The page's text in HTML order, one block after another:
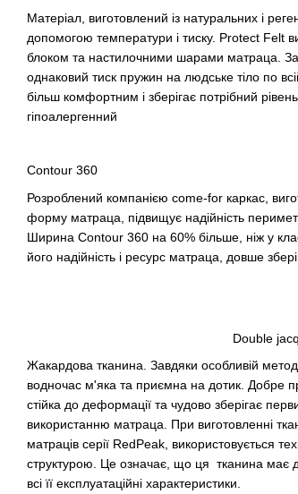
Матеріал, виготовлений із натуральних і
допомогою температури і тиску. Protect Felt
блоком та настилочними шарами матраца.
однаковий тиск пружин на людське тіло по
більш комфортним і зберігає потрібний
гіпоалергенний
Сontour 360
Розроблений компанією сome-for каркас,
форму матраца, підвищує надійність
Ширина Сontour 360 на 60% більше, ніж у
його надійність і ресурс матраца, довше
Double
Жакардова тканина. Завдяки особливій
водночас м'яка та приємна на дотик. Добре
стійка до деформації та чудово зберігає
використанню матраца. При виготовленні
матраців серії RedPeak, використовується
структурою. Це означає, що ця тканина має
всі її експлуатаційні характеристики.